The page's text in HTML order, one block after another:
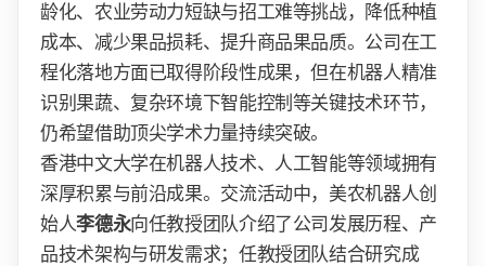
龄化、农业劳动力短缺与招工难等挑战，降低种植
成本、减少果品损耗、提升商品果品质。公司在工
程化落地方面已取得阶段性成果，但在机器人精准
识别果蔬、复杂环境下智能控制等关键技术环节，
仍希望借助顶尖学术力量持续突破。
香港中文大学在机器人技术、人工智能等领域拥有
深厚积累与前沿成果。交流活动中，美农机器人创
始人李德永向任教授团队介绍了公司发展历程、产
品技术架构与研发需求；任教授团队结合研究成